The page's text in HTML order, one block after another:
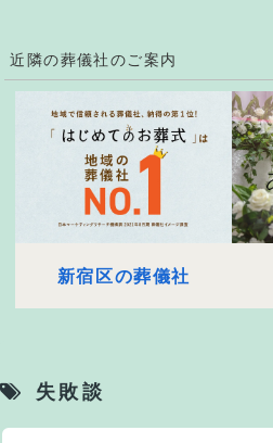
近隣の葬儀社のご案内
新宿区の葬儀社
失敗談